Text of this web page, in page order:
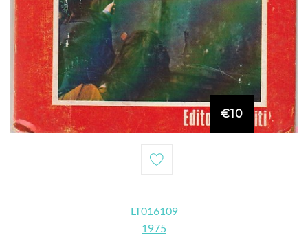
€10
LT016109
1975